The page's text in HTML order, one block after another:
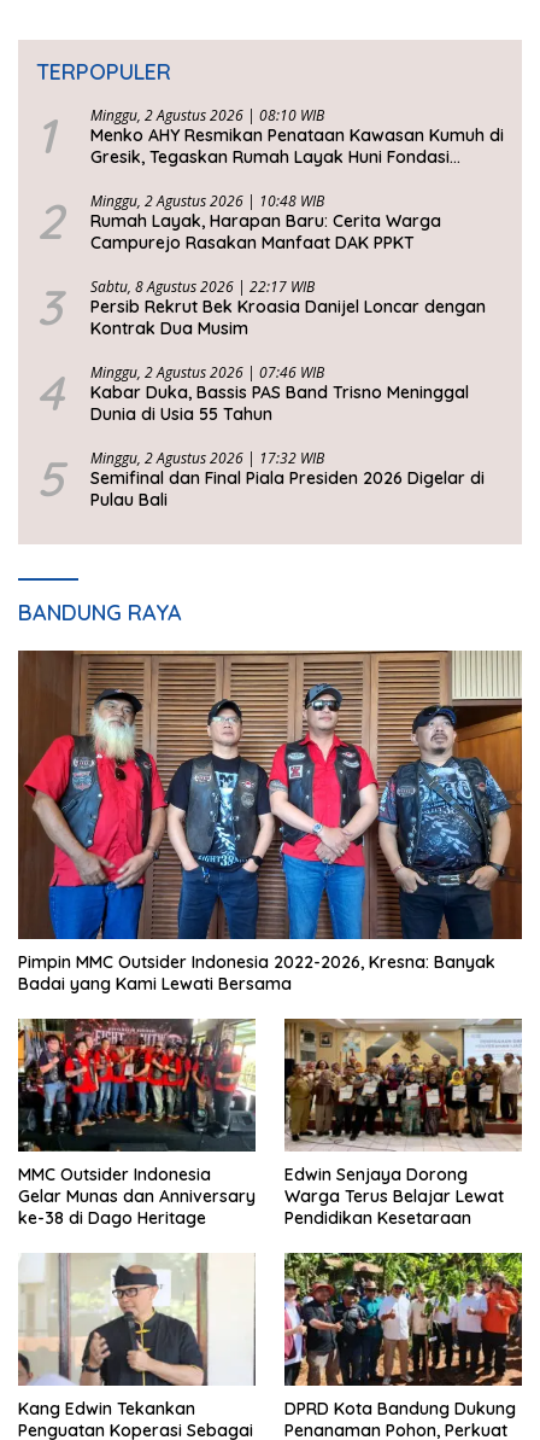
TERPOPULER
1 Minggu, 2 Agustus 2026 | 08:10 WIB
Menko AHY Resmikan Penataan Kawasan Kumuh di
Gresik, Tegaskan Rumah Layak Huni Fondasi
2 Minggu, 2 Agustus 2026 | 10:48 WIB
Rumah Layak, Harapan Baru: Cerita Warga
Campurejo Rasakan Manfaat DAK PPKT
3 Sabtu, 8 Agustus 2026 | 22:17 WIB
Persib Rekrut Bek Kroasia Danijel Loncar dengan
Kontrak Dua Musim
4 Minggu, 2 Agustus 2026 | 07:46 WIB
Kabar Duka, Bassis PAS Band Trisno Meninggal
Dunia di Usia 55 Tahun
5 Minggu, 2 Agustus 2026 | 17:32 WIB
Semifinal dan Final Piala Presiden 2026 Digelar di
Pulau Bali
BANDUNG RAYA
Pimpin MMC Outsider Indonesia 2022-2026, Kresna: Banyak
Badai yang Kami Lewati Bersama
MMC Outsider Indonesia
Gelar Munas dan Anniversary
ke-38 di Dago Heritage
Edwin Senjaya Dorong
Warga Terus Belajar Lewat
Pendidikan Kesetaraan
Kang Edwin Tekankan
Penguatan Koperasi Sebagai
DPRD Kota Bandung Dukung
Penanaman Pohon, Perkuat